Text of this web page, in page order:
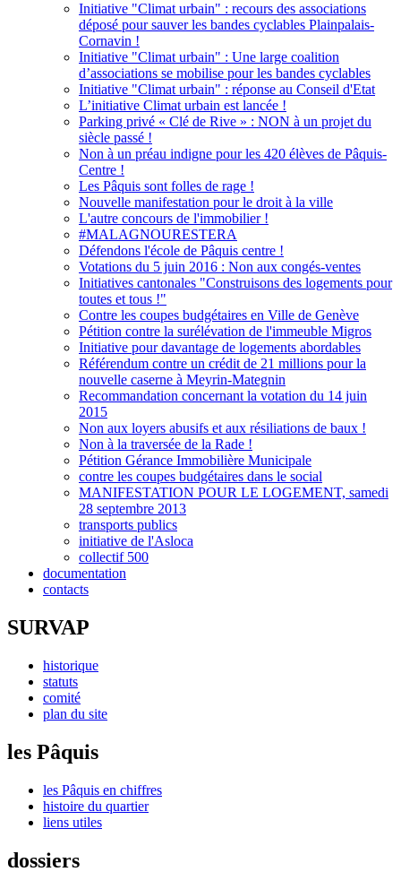
Initiative "Climat urbain" : recours des associations
déposé pour sauver les bandes cyclables Plainpalais-
Cornavin !
Initiative "Climat urbain" : Une large coalition
d’associations se mobilise pour les bandes cyclables
Initiative "Climat urbain" : réponse au Conseil d'Etat
L’initiative Climat urbain est lancée !
Parking privé « Clé de Rive » : NON à un projet du
siècle passé !
Non à un préau indigne pour les 420 élèves de Pâquis-
Centre !
Les Pâquis sont folles de rage !
Nouvelle manifestation pour le droit à la ville
L'autre concours de l'immobilier !
#MALAGNOURESTERA
Défendons l'école de Pâquis centre !
Votations du 5 juin 2016 : Non aux congés-ventes
Initiatives cantonales "Construisons des logements pour
toutes et tous !"
Contre les coupes budgétaires en Ville de Genève
Pétition contre la surélévation de l'immeuble Migros
Initiative pour davantage de logements abordables
Référendum contre un crédit de 21 millions pour la
nouvelle caserne à Meyrin-Mategnin
Recommandation concernant la votation du 14 juin
2015
Non aux loyers abusifs et aux résiliations de baux !
Non à la traversée de la Rade !
Pétition Gérance Immobilière Municipale
contre les coupes budgétaires dans le social
MANIFESTATION POUR LE LOGEMENT, samedi
28 septembre 2013
transports publics
initiative de l'Asloca
collectif 500
documentation
contacts
SURVAP
historique
statuts
comité
plan du site
les Pâquis
les Pâquis en chiffres
histoire du quartier
liens utiles
dossiers